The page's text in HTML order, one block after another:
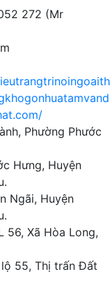
272 (Mr
Phường Phước
Hưng, Huyện
Ngãi, Huyện
56, Xã Hòa Long,
55, Thị trấn Đất